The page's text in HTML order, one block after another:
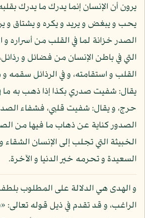
يرون أن الإنسان إنما يدرك ما يدرك
يحب و يبغض و يريد و يكره و يشتاق و
الصدر خزانة لما في القلب من أسراره
التي في باطن الإنسان من فضائل و
القلب و استقامته، و في الرذائل سقمه و
يقال: شفيت صدري بكذا إذا ذهب به
حرج، و يقال: شفيت قلبي، فشفاء
الصدور كناية عن ذهاب ما فيها من
الخبيثة التي تجلب إلى الإنسان
السعيدة و تحرمه خير الدنيا و الآخرة.
و الهدى هي الدلالة على المطلوب
الراغب، و قد تقدم في ذيل قوله تعالى: